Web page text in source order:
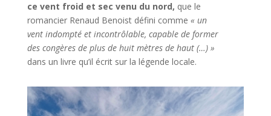
ce vent froid et sec venu du nord, que le
romancier Renaud Benoist défini comme « un
vent indompté et incontrôlable, capable de former
des congères de plus de huit mètres de haut (…) »
dans un livre qu’il écrit sur la légende locale.